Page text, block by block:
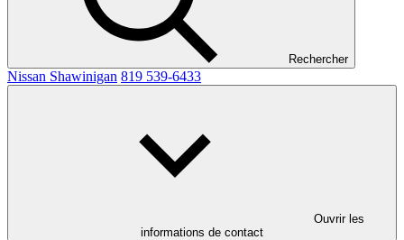
Rechercher
Nissan Shawinigan 819 539-6433
Ouvrir les
informations de contact